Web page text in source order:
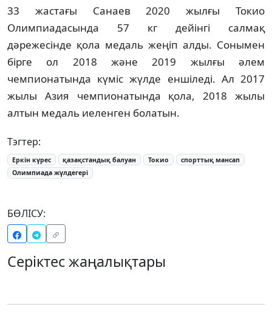
33 жастағы Санаев 2020 жылғы Токио
Олимпиадасында 57 кг дейінгі салмақ
дәрежесінде қола медаль жеңіп алды. Сонымен
бірге ол 2018 және 2019 жылғы әлем
чемпионатында күміс жүлде еншіледі. Ал 2017
жылы Азия чемпионатында қола, 2018 жылы
алтын медаль иеленген болатын.
Тэгтер:
Еркін күрес қазақстандық балуан Токио
спорттық мансап
Олимпиада жүлдегері
БӨЛІСУ:
Серіктес жаңалықтары